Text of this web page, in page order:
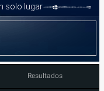
Resultados